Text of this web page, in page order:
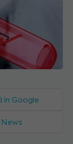
în Google